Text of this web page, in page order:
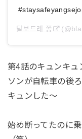
달보드레 쫑
第4話のキュンキュ
ソンが自転車の後
キュンした～
始め断ってたのに